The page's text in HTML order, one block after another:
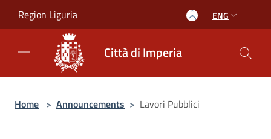
Region Liguria ENG
Città di Imperia
Home > Announcements > Lavori Pubblici